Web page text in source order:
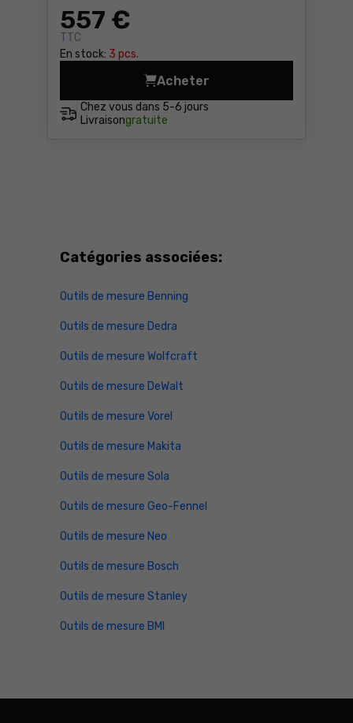
557 €
TTC
En stock: 3 pcs.
Chez vous dans 5-6 jours
Livraisongratuite
Acheter
Plaque de marquage en
Catégories associées:
Outils de mesure Benning
Outils de mesure Dedra
Outils de mesure Wolfcraft
Outils de mesure DeWalt
Outils de mesure Vorel
Outils de mesure Makita
Outils de mesure Sola
Outils de mesure Geo-Fennel
Outils de mesure Neo
Outils de mesure Bosch
Outils de mesure Stanley
Outils de mesure BMI